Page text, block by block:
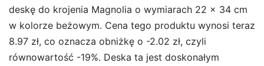
deskę do krojenia Magnolia o wymiarach 22 x 34 cm
w kolorze beżowym. Cena tego produktu wynosi teraz
8.97 zł, co oznacza obniżkę o -2.02 zł, czyli
równowartość -19%. Deska ta jest doskonałym